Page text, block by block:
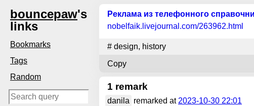
bouncepaw's
links
Bookmarks
Tags
Random
Реклама из телефонного
nobelfaik.livejournal.com/263962.html
# design, history
Copy
1 remark
danila remarked at 2023-10-30 22:01